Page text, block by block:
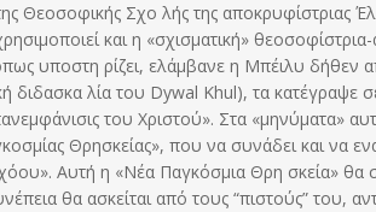
Θεοσοφικής Σχο λής της αποκρυφίστριας
και η «σχισματική»
υποστη ρίζει, ελάμβανε η Μπέιλυ δήθεν
λία του Dywal Khul), τα κατέγραψε
του Χριστού». Στα «μηνύματα»
Θρησκείας», που να συνάδει και να
Αυτή η «Νέα Παγκόσμια Θρη σκεία» θα
θα ασκείται από τους “πιστούς” του,